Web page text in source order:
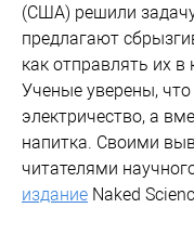
(США) решили
предлагают
как отправлять их
Ученые уверены,
электричество, а
напитка. Своими
читателями
издание Naked